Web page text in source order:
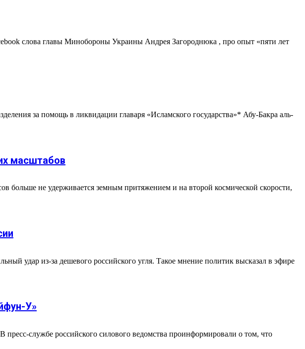
слова главы Минобороны Украины Андрея Загороднюка , про опыт «пяти лет
за помощь в ликвидации главаря «Исламского государства»* Абу-Бакра аль-
масштабов
больше не удерживается земным притяжением и на второй космической скорости,
удар из-за дешевого российского угля. Такое мнение политик высказал в эфире
У»
службе российского силового ведомства проинформировали о том, что